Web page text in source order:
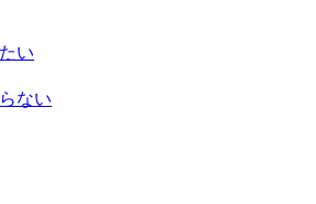
い
ない